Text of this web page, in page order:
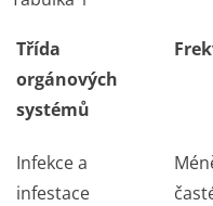
Třída
orgánových
systémů
Infekce a
infestace